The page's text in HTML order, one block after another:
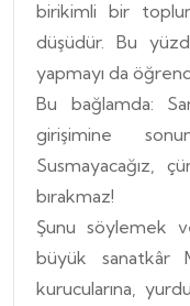
birikimli bir
düşüdür. Bu
yapmayı da
Bu bağlamda:
girişimine
Susmayacağız,
bırakmaz!
Şunu söylemek
büyük sanatkâr
kurucularına,